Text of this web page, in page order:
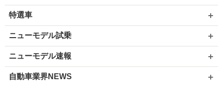
特選車
ニューモデル試乗
ニューモデル速報
自動車業界NEWS